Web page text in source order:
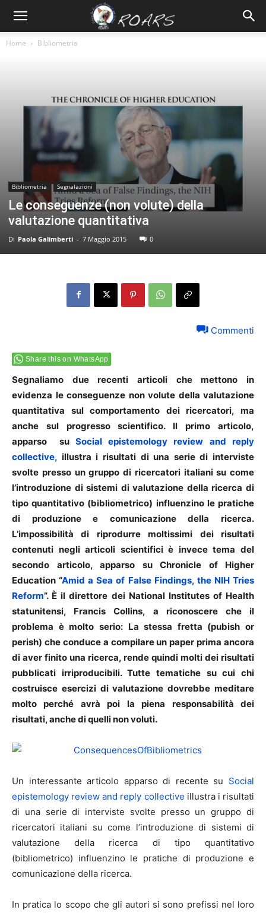
Home Bibliometria
Bibliometria Segnalazioni
Le conseguenze (non volute) della
valutazione quantitativa
Di Paola Galimberti - 7 Maggio 2015 0
Commenti
Share this on WhatsApp
Segnaliamo due recenti articoli che mettono in
evidenza le conseguenze non volute della valutazione
quantitativa sul comportamento dei ricercatori, ma
anche sul progresso scientifico. Il primo articolo,
apparso su Social epistemology review and reply
collective, illustra i risultati di una serie di interviste
svolte presso un gruppo di ricercatori italiani su come
l’introduzione di sistemi di valutazione della ricerca di
tipo quantitativo (bibliometrico) influenzino le pratiche
di produzione e comunicazione della ricerca.
L’impossibilità di riprodurre moltissimi dei risultati
contenuti negli articoli scientifici è invece tema del
secondo articolo, apparso su Chronicle of Higher
Education “Amid a Sea of False Findings, the NIH Tries
Reform”. È il direttore dei National Institutes of Health
statunitensi, Francis Collins, a riconoscere che il
problema è molto serio: La stessa fretta (pubish or
perish) che conduce a compilare un paper prima ancora
di aver finito una ricerca, rende quindi molti dei risultati
pubblicati irriproducibili. Tutte tematiche su cui chi
costruisce esercizi di valutazione dovrebbe meditare
molto perché avrà poi la piena responsabilità dei
risultati, anche di quelli non voluti.
Un interessante articolo apparso di recente su Social
epistemology review and reply collective illustra i risultati
di una serie di interviste svolte presso un gruppo di
ricercatori italiani su come l’introduzione di sistemi di
valutazione della ricerca di tipo quantitativo
(bibliometrico) influenzino le pratiche di produzione e
comunicazione della ricerca.
In pratica lo scopo che gli autori si sono prefissi nel loro